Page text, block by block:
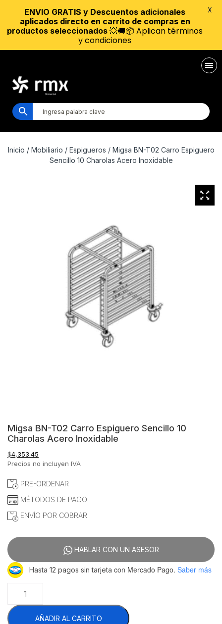
Inicio / Mobiliario / Espigueros / Migsa BN-T02 Carro Espiguero
Sencillo 10 Charolas Acero Inoxidable
Migsa BN-T02 Carro Espiguero Sencillo 10
Charolas Acero Inoxidable
$4,353.45
Precios no incluyen IVA
PRE-ORDENAR
MÉTODOS DE PAGO
ENVÍO POR COBRAR
HABLAR CON UN ASESOR
Hasta 12 pagos sin tarjeta con Mercado Pago. Saber más
T02
Carro
AÑADIR AL CARRITO
ENVIO GRATIS y Descuentos adicionales
aplicados directo en carrito de compras en
productos seleccionados 💥🚚📦 Aplican términos
y condiciones
X